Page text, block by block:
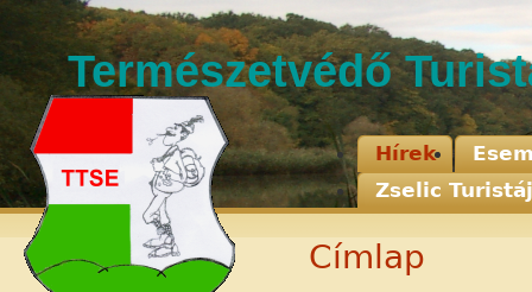
Természetvédő
Hírek
Zselic
Címlap